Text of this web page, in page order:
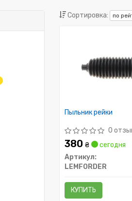
Сортировка: по
Пыльник рейки
0
380 ₴
сегодня
Артикул:
LEMFORDER
КУПИТЬ